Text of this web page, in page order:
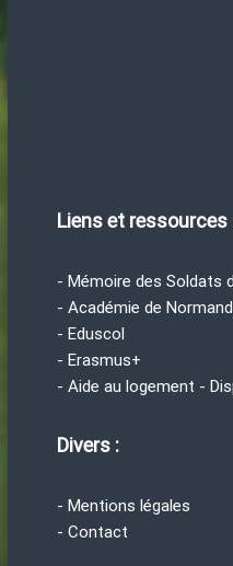
Liens et ressources
- Mémoire des Soldats
- Académie de
- Eduscol
- Erasmus+
- Aide au logement -
Divers :
- Mentions légales
- Contact